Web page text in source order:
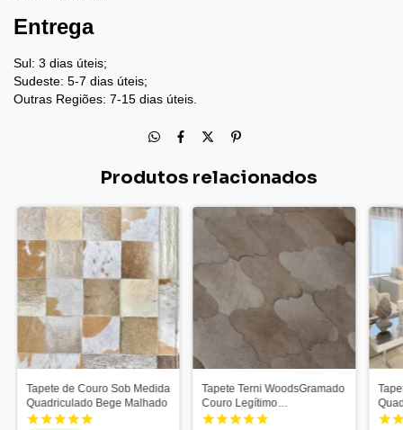
Entrega
Sul: 3 dias úteis;
Sudeste: 5-7 dias úteis;
Outras Regiões: 7-15 dias úteis.
Produtos relacionados
Tapete de Couro Sob Medida
Quadriculado Bege Malhado
Tapete Terni WoodsGramado
Couro Legítimo
Bege/Caramelo